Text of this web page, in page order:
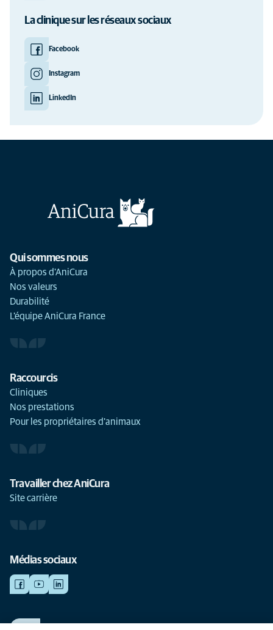
La clinique sur les réseaux sociaux
Facebook
Instagram
LinkedIn
Qui sommes nous
À propos d'AniCura
Nos valeurs
Durabilité
L'équipe AniCura France
Raccourcis
Cliniques
Nos prestations
Pour les propriétaires d'animaux
Travailler chez AniCura
Site carrière
Médias sociaux